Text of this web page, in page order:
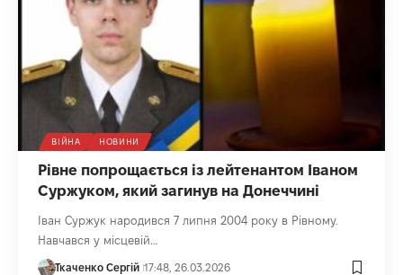
ВІЙНА НОВИНИ
Рівне попрощається із лейтенантом Іваном
Суржуком, який загинув на Донеччині
Іван Суржук народився 7 липня 2004 року в Рівному.
Навчався у місцевій…
Ткаченко Сергій 17:48, 26.03.2026